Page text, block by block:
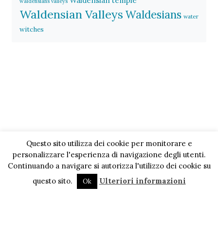
Waldensian Valleys Waldesians water
witches
Questo sito utilizza dei cookie per monitorare e
personalizzare l'esperienza di navigazione degli utenti.
Continuando a navigare si autorizza l'utilizzo dei cookie su
questo sito.
Ok Ulteriori informazioni